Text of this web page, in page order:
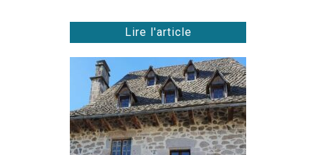
Lire l'article